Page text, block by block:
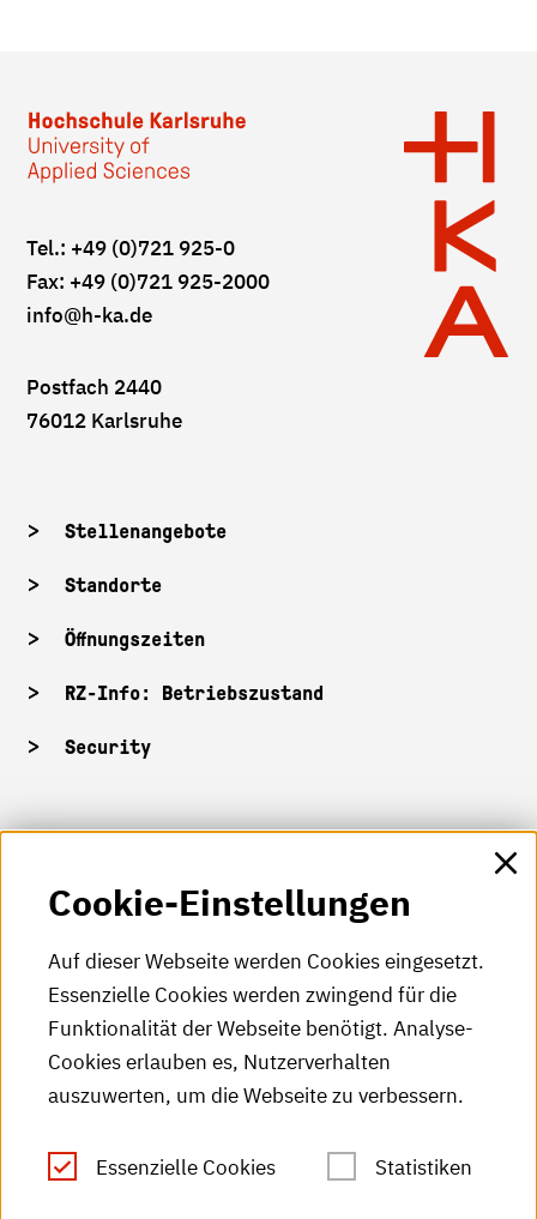
Tel.: +49 (0)721 925-0
Fax: +49 (0)721 925-2000
info@h-ka.de
Postfach 2440
76012 Karlsruhe
Stellenangebote
Standorte
Öffnungszeiten
RZ-Info: Betriebszustand
Security
HKA-Shop
HKA-Videos
HKA-Podcast
HKA-Publikationen
RSS-Feed
Leichte Sprache
Cookie-Einstellungen
Auf dieser Webseite werden Cookies eingesetzt.
Essenzielle Cookies werden zwingend für die
Funktionalität der Webseite benötigt. Analyse-
Cookies erlauben es, Nutzerverhalten
auszuwerten, um die Webseite zu verbessern.
Essenzielle Cookies Statistiken